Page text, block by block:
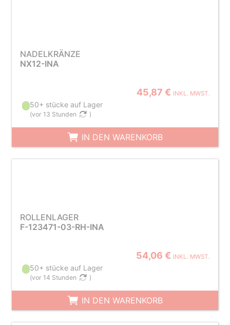
NADELKRÄNZE
NX12-INA
45,87 € INKL. MWST.
50+ stücke auf Lager
(vor 13 Stunden )
IN DEN WARENKORB
ROLLENLAGER
F-123471-03-RH-INA
54,06 € INKL. MWST.
50+ stücke auf Lager
(vor 14 Stunden )
IN DEN WARENKORB